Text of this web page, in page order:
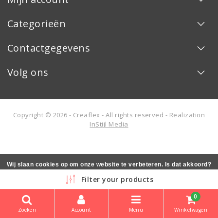
Categorieën
Contactgegevens
Volg ons
Copyright © 2026 - Creaflex - All rights reserved - Realization
InStijl Media
Filter your products
Zoeken Account Menu
0
Winkelwagen
Wij slaan cookies op om onze website te verbeteren. Is dat akkoord?
Nee Meer over cookies »